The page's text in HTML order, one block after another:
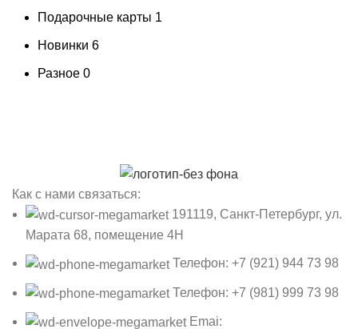
Подарочные карты 1
Новинки 6
Разное 0
Как с нами связаться:
191119, Санкт-Петербург, ул.
Марата 68, помещение 4Н
Телефон: +7 (921) 944 73 98
Телефон: +7 (981) 999 73 98
Emai: